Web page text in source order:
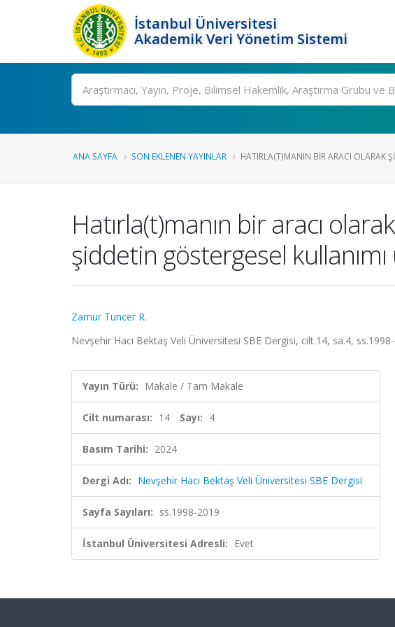
İstanbul Üniversitesi
Akademik Veri Yönetim Sistemi
Ara
ANA SAYFA SON EKLENEN YAYINLAR HATIRLA(T)MANIN BIR ARACI OLARAK
Hatırla(t)manın bir aracı
şiddetin göstergesel
Zamur Tuncer R.
Nevşehir Hacı Bektaş Veli Üniversitesi SBE Dergisi, cilt.14, sa.4,
Yayın Türü: Makale / Tam Makale
Cilt numarası: 14 Sayı: 4
Basım Tarihi: 2024
Dergi Adı: Nevşehir Hacı Bektaş Veli Üniversitesi SBE Dergisi
Sayfa Sayıları: ss.1998-2019
İstanbul Üniversitesi Adresli: Evet